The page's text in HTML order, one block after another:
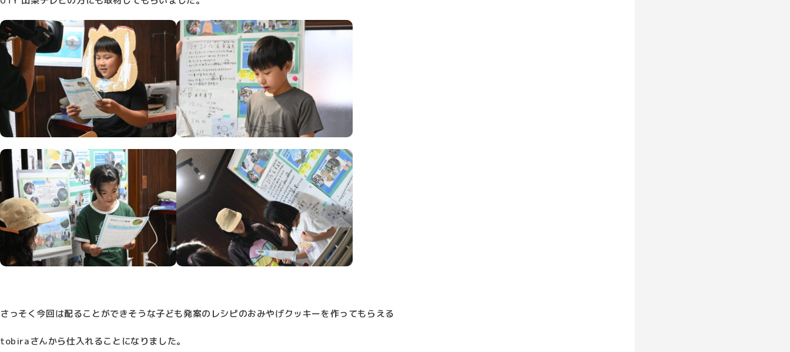
さっそく今回は配ることができそうな子ども発案のレシピのおみやげクッキーを作ってもらえる
tobiraさんから仕入れることになりました。